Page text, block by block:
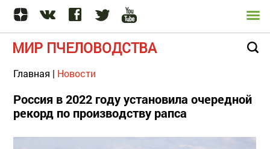
МИР ПЧЕЛОВОДСТВА
Главная | Новости
Россия в 2022 году установила очередной
рекорд по производству рапса